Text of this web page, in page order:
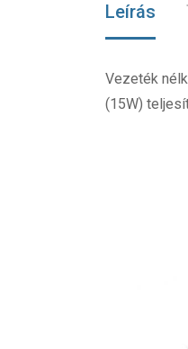
Leírás
Vezeték
(15W)